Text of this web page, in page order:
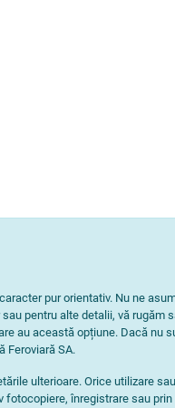
pur orientativ. Nu ne
pentru alte detalii, vă
au această opțiune. Dacă nu
Feroviară SA.
ulterioare. Orice utilizare
înregistrare sau